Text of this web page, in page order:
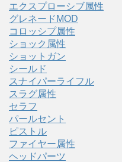
エクスプローシブ属性
グレネードMOD
コロッシプ属性
ショック属性
ショットガン
シールド
スナイパーライフル
スラグ属性
セラフ
パールセント
ピストル
ファイヤー属性
ヘッドパーツ